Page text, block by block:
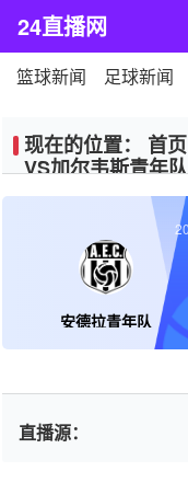
24直播网
篮球新闻 足球新闻
现在的位置： 首页
VS加尔韦斯青年队
安德拉青年队
直播源：